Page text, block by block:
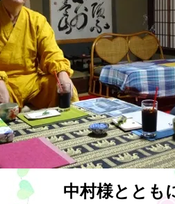
中村様ととも